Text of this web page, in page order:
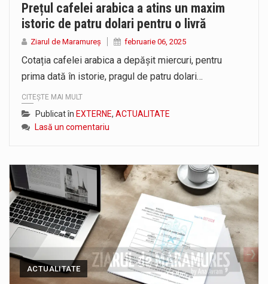
Prețul cafelei arabica a atins un maxim
istoric de patru dolari pentru o livră
Ziarul de Maramureș februarie 06, 2025
Cotația cafelei arabica a depășit miercuri, pentru
prima dată în istorie, pragul de patru dolari…
CITEȘTE MAI MULT
Publicat în EXTERNE, ACTUALITATE
Lasă un comentariu
ACTUALITATE